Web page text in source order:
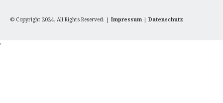
© Copyright 2024. All Rights Reserved. | Impressum | Datenschutz
'